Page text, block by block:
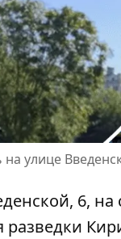
улице
6,
разведки